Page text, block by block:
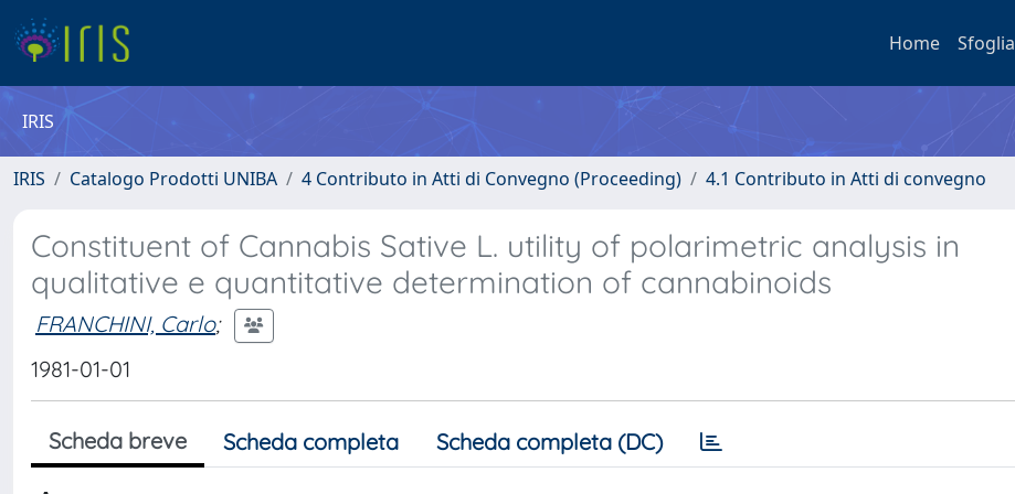
Home Sfoglia
IRIS
IRIS Catalogo Prodotti UNIBA 4 Contributo in Atti di Convegno (Proceeding) 4.1 Contributo in Atti di convegno
Constituent of Cannabis Sative L. utility of polarimetric analysis in
qualitative e quantitative determination of cannabinoids
FRANCHINI, Carlo;
1981-01-01
Scheda breve Scheda completa Scheda completa (DC)